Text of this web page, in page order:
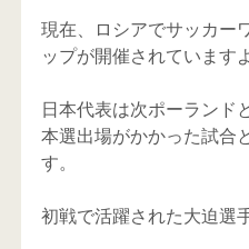
現在、ロシアでサッカー
ップが開催されています
日本代表は次ポーランド
本選出場がかかった試合
す。
初戦で活躍された大迫選手